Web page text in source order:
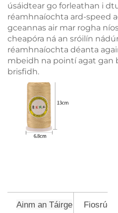
úsáidtear go forleathan i
réamhnaíochta ard-speed
gceannas air mar rogha
cheapóra ná an sróilín
réamhnaíochta déanta
mbeidh na pointí agat gan
brisfidh.
Ainm an Táirge